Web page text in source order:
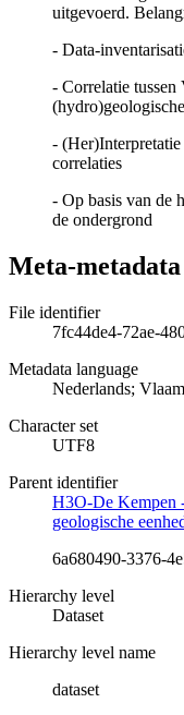
uitgevoerd.
- Data-
- Correlatie tussen
- (Her)Interpretatie
correlaties
- Op basis van de
de ondergrond
Meta-metadata
File identifier
7fc44de4-72ae-
Metadata language
Nederlands;
Character set
UTF8
Parent identifier
H3O-De Kempen
geologische
6a680490-3376-
Hierarchy level
Dataset
Hierarchy level name
dataset